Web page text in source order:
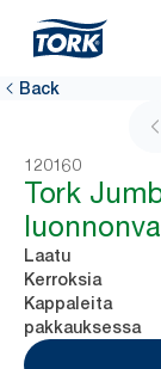
Back
120160
Tork
Laatu
Kerroksia
Kappaleita
pakkauksessa